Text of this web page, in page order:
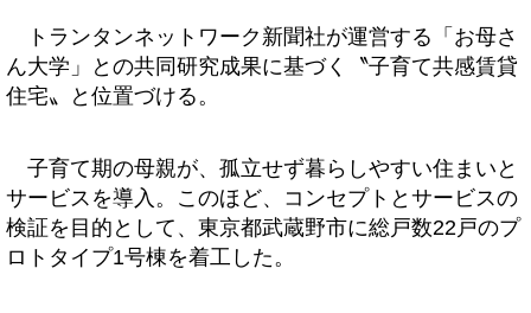
トランタンネットワーク新聞社が運営する「お母さ
ん大学」との共同研究成果に基づく〝子育て共感賃貸
住宅〟と位置づける。
子育て期の母親が、孤立せず暮らしやすい住まいと
サービスを導入。このほど、コンセプトとサービスの
検証を目的として、東京都武蔵野市に総戸数22戸のプ
ロトタイプ1号棟を着工した。